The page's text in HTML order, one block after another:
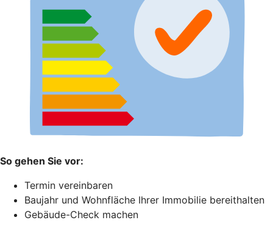
So gehen Sie vor:
Termin vereinbaren
Baujahr und Wohnfläche Ihrer Immobilie bereithalten
Gebäude-Check machen